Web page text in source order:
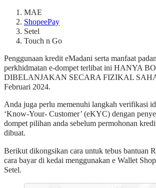
MAE
ShopeePay
Setel
Touch n Go
Penggunaan kredit eMadani serta manfaat
perkhidmatan e-dompet terlibat ini HANYA
DIBELANJAKAN SECARA FIZIKAL
Februari 2024.
Anda juga perlu memenuhi langkah verifikasi
‘Know-Your- Customer’ (eKYC) dengan
dompet pilihan anda sebelum permohonan
dibuat.
Berikut dikongsikan cara untuk tebus bantuan
cara bayar di kedai menggunakan e Wallet
Setel.